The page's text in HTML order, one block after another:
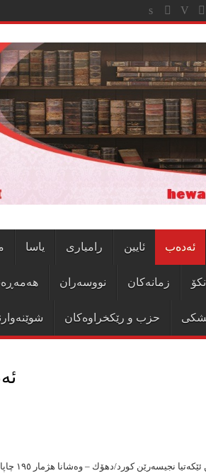
یاسا رامیاری ئایین ئەدەب
نووسەران زمانەکان
حزب و رێکخراوەکان
ئالێ دی یێ پرێ نڤیسەر: تەحسین